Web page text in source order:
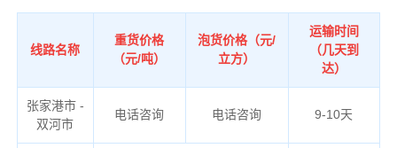
线路名称
重货价格
（元/吨）
泡货价格（元/
立方）
运输时间
（几天到
达）
张家港市 -
双河市
电话咨询 电话咨询 9-10天